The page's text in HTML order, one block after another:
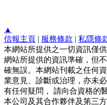
▲
信報主頁 | 服務條款 | 私隱條
本網站所提供之一切資訊僅
網站所提供的資訊準確，但
確無誤。本網站刊載之任何
業意見、診斷或治理，亦未
有任何疑問， 請向合資格的
本公司及其合作夥伴及第三